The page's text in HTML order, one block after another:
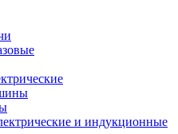
и индукционные